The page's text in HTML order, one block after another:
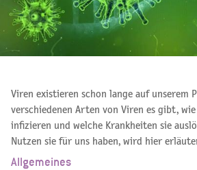
Viren existieren schon lange auf unserem
verschiedenen Arten von Viren es gibt, wie
infizieren und welche Krankheiten sie
Nutzen sie für uns haben, wird hier
Allgemeines